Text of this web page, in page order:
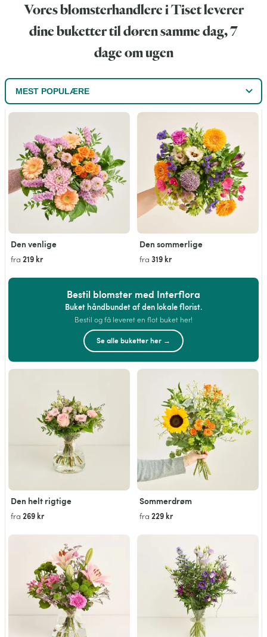
Vores blomsterhandlere i Tiset leverer
dine buketter til døren samme dag, 7
dage om ugen
Den venlige
fra 219 kr
Den sommerlige
fra 319 kr
Bestil blomster med Interflora
Buket håndbundet af den lokale florist.
Bestil og få leveret en flot buket her!
Se alle buketter her →
Den helt rigtige
fra 269 kr
Sommerdrøm
fra 229 kr